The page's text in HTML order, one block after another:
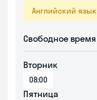
Английский язык
Свободное время
Вторник
08:00
Пятница